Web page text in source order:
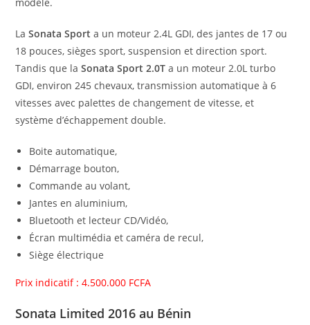
LaSonata Sport a un moteur 2.4L GDI, des jantes de 17 ou
18 pouces, sièges sport, suspension et direction sport.
Tandis que laSonata Sport 2.0T a un moteur 2.0L turbo
GDI, environ 245 chevaux, transmission automatique à 6
vitesses avec palettes de changement de vitesse, et
système d’échappement double.
Boite automatique,
Démarrage bouton,
Commande au volant,
Jantes en aluminium,
Bluetooth et lecteur CD/Vidéo,
Écran multimédia et caméra de recul,
Siège électrique
Prix indicatif : 4.500.000 FCFA
Sonata Limited 2016 au Bénin